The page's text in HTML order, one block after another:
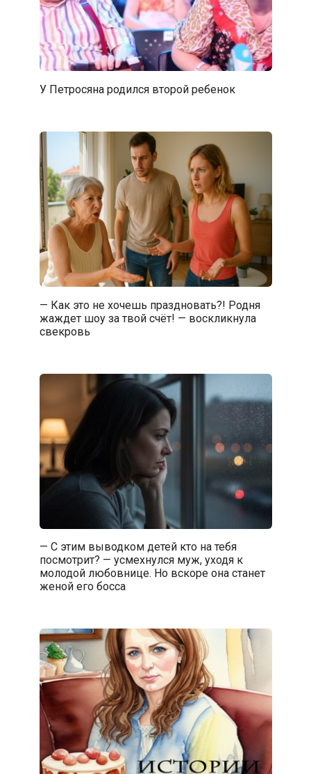
У Петросяна родился второй ребенок
— Как это не хочешь праздновать?! Родня
жаждет шоу за твой счёт! — воскликнула
свекровь
— С этим выводком детей кто на тебя
посмотрит? — усмехнулся муж, уходя к
молодой любовнице. Но вскоре она станет
женой его босса